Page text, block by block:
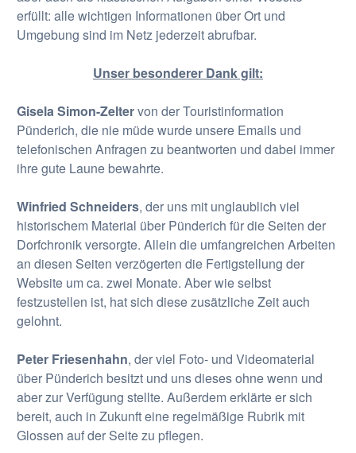
erfüllt: alle wichtigen Informationen über Ort und
Umgebung sind im Netz jederzeit abrufbar.
Unser besonderer Dank gilt:
Gisela Simon-Zeltervon der Touristinformation
Pünderich, die nie müde wurde unsere Emails und
telefonischen Anfragen zu beantworten und dabei immer
ihre gute Laune bewahrte.
Winfried Schneiders, der uns mit unglaublich viel
historischem Material über Pünderich für die Seiten der
Dorfchronik versorgte. Allein die umfangreichen Arbeiten
an diesen Seiten verzögerten die Fertigstellung der
Website um ca. zwei Monate. Aber wie selbst
festzustellen ist, hat sich diese zusätzliche Zeit auch
gelohnt.
Peter Friesenhahn, der viel Foto- und Videomaterial
über Pünderich besitzt und uns dieses ohne wenn und
aber zur Verfügung stellte. Außerdem erklärte er sich
bereit, auch in Zukunft eine regelmäßige Rubrik mit
Glossen auf der Seite zu pflegen.